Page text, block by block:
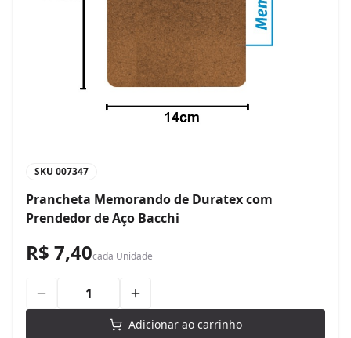
SKU 007347
Prancheta Memorando de Duratex com
Prendedor de Aço Bacchi
R$ 7,40cada Unidade
Adicionar ao carrinho